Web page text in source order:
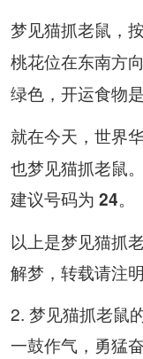
梦见猫抓老鼠，
桃花位在东南方向
绿色，开运食物是
就在今天，世界
也梦见猫抓老鼠
建议号码为 24。
以上是梦见猫抓
解梦，转载请注明
2. 梦见猫抓老鼠
一鼓作气，勇猛